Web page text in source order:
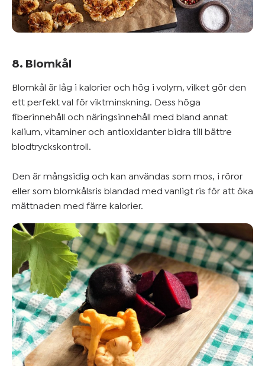
8. Blomkål
Blomkål är låg i kalorier och hög i volym, vilket gör den
ett perfekt val för viktminskning. Dess höga
fiberinnehåll och näringsinnehåll med bland annat
kalium, vitaminer och antioxidanter bidra till bättre
blodtryckskontroll.
Den är mångsidig och kan användas som mos, i röror
eller som blomkålsris blandad med vanligt ris för att öka
mättnaden med färre kalorier.